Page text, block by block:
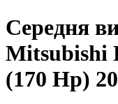
Середня
Mitsubishi
(170 Hp)